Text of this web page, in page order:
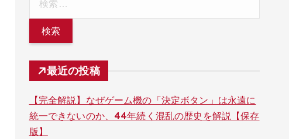
最近の投稿
【完全解説】なぜゲーム機の「決定ボタン」は永遠に
統一できないのか、44年続く混乱の歴史を解説【保存
版】